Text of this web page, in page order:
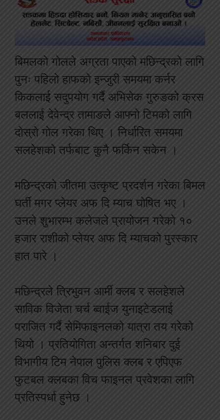
बिमलको गोलले अग्रता पाएको मछिन्द्रको लागि
पुनः पहिलो हाफको इन्जुरी समयमा कर्नर
किकलाई सदुपयोग गर्दै अभिसेक गुरुङको क्रस
बललाई देवेन्द्र तामाङले आफ्नो टिमको लागि
दोस्रो गोल गरेका थिए । निर्धारित समयमा
सलहेशको तर्फबाट कुनै फर्किन सकेन ।
मछिन्द्रको जीतमा उत्कृष्ट प्रदर्शन गरेका बिमल
घर्ती मगर प्लेयर अफ दि म्याच घोषित भए ।
उनले शुभारम्भ कलेजले प्रायोजन गरेको १०
हजार राशीको प्लेयर अफ दि म्याचको पुरस्कार
हात पारे ।
मछिन्द्रले त्रिभुवन आर्मी क्लब र सलहेशले
साविक विजेता चर्च ब्वाईज युनाइटेडलाई
पराजित गर्दै सेमिफाइनलको यात्रा तय गरेको
थियो । प्रतियोगिता अन्तर्गत शनिबार दुई
विभागीय टिम नेपाल पुलिस क्लब र एपिएफ
फुटबल क्लबका विच फाइनल प्रवेशका लागि
प्रतिस्पर्धा हुनेछ ।